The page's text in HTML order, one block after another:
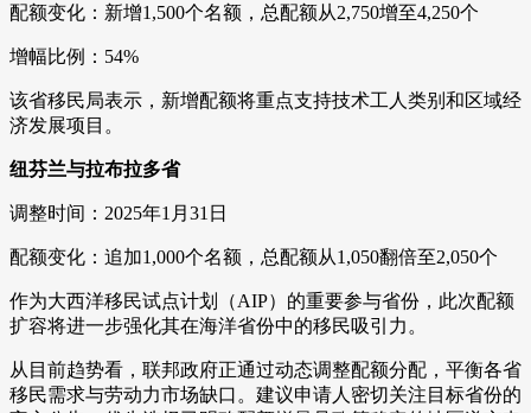
配额变化：新增1,500个名额，总配额从2,750增至4,250个
增幅比例：54%
该省移民局表示，新增配额将重点支持技术工人类别和区域经
济发展项目。
纽芬兰与拉布拉多省
调整时间：2025年1月31日
配额变化：追加1,000个名额，总配额从1,050翻倍至2,050个
作为大西洋移民试点计划（AIP）的重要参与省份，此次配额
扩容将进一步强化其在海洋省份中的移民吸引力。
从目前趋势看，联邦政府正通过动态调整配额分配，平衡各省
移民需求与劳动力市场缺口。建议申请人密切关注目标省份的